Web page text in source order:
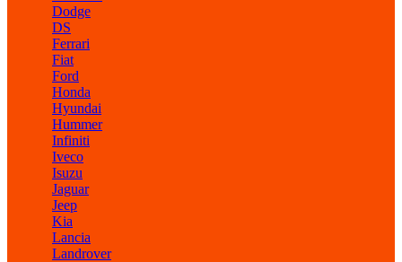
Dodge
DS
Ferrari
Fiat
Ford
Honda
Hyundai
Hummer
Infiniti
Iveco
Isuzu
Jaguar
Jeep
Kia
Lancia
Landrover